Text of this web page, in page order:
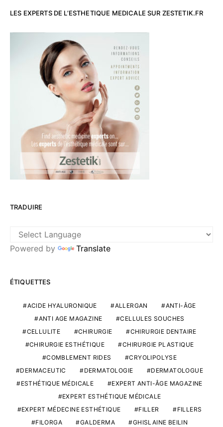
LES EXPERTS DE L’ESTHETIQUE MEDICALE SUR ZESTETIK.FR
TRADUIRE
Powered by Translate
ÉTIQUETTES
ACIDE HYALURONIQUE ALLERGAN
ANTI-ÂGE
ANTI AGE MAGAZINE
CELLULES SOUCHES
CELLULITE
CHIRURGIE
CHIRURGIE DENTAIRE
CHIRURGIE ESTHÉTIQUE
CHIRURGIE PLASTIQUE
COMBLEMENT RIDES
CRYOLIPOLYSE
DERMACEUTIC
DERMATOLOGIE
DERMATOLOGUE
ESTHÉTIQUE MÉDICALE
EXPERT ANTI-ÂGE MAGAZINE
EXPERT ESTHÉTIQUE MÉDICALE
EXPERT MÉDECINE ESTHÉTIQUE
FILLER
FILLERS
FILORGA
GALDERMA
GHISLAINE BEILIN